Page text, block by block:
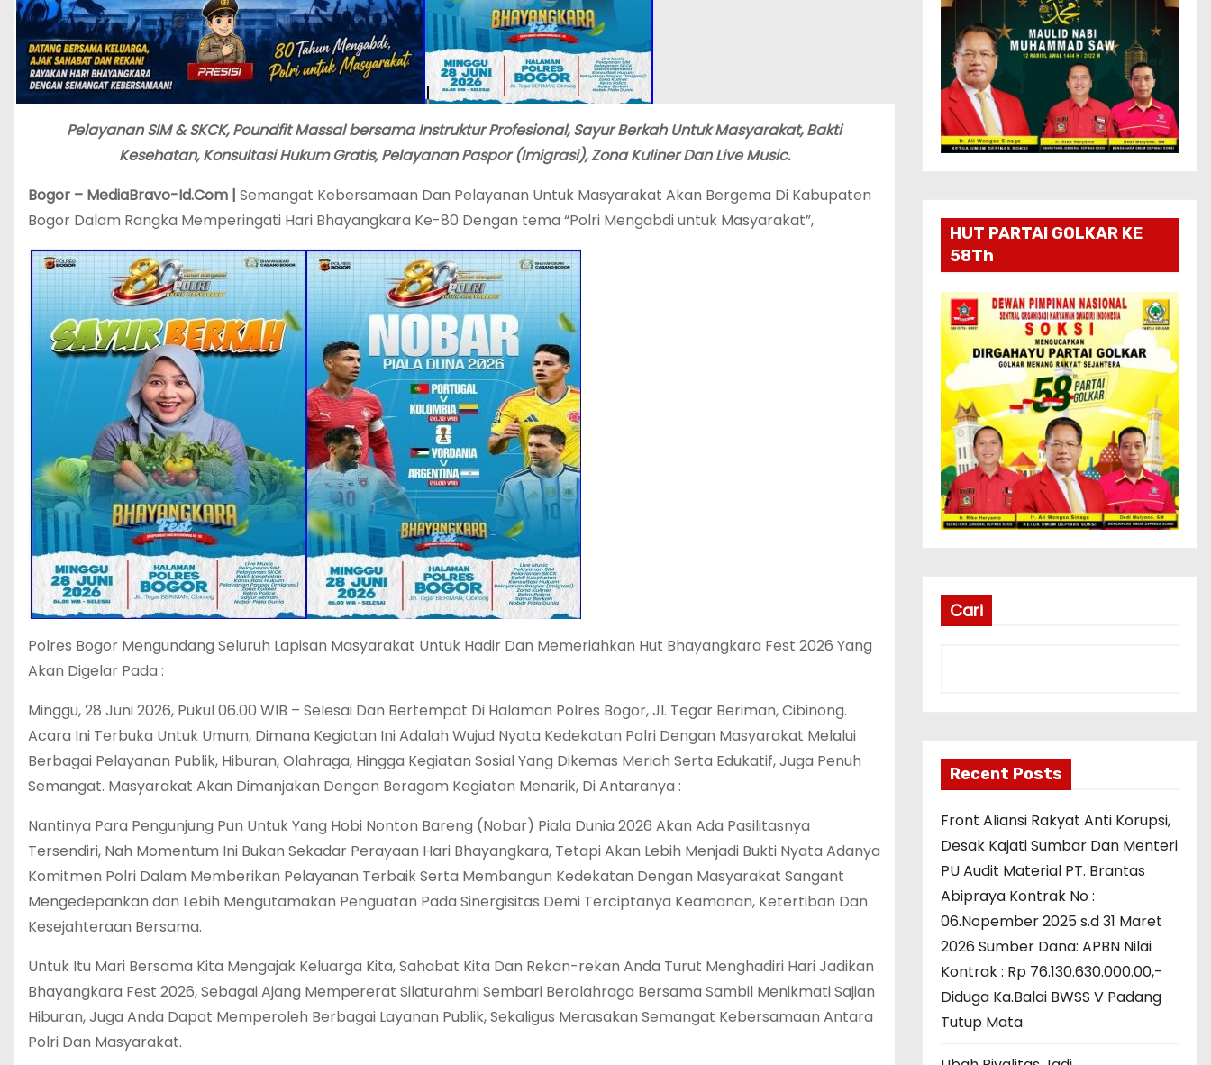
Pelayanan SIM & SKCK, Poundfit Massal bersama Instruktur Profesional, Sayur Berkah Untuk Masyarakat, Bakti
Kesehatan, Konsultasi Hukum Gratis, Pelayanan Paspor (Imigrasi), Zona Kuliner Dan Live Music.
Bogor – MediaBravo-Id.Com | Semangat Kebersamaan Dan Pelayanan Untuk Masyarakat Akan Bergema Di Kabupaten
Bogor Dalam Rangka Memperingati Hari Bhayangkara Ke-80 Dengan tema “Polri Mengabdi untuk Masyarakat”,
Polres Bogor Mengundang Seluruh Lapisan Masyarakat Untuk Hadir Dan Memeriahkan Hut Bhayangkara Fest 2026 Yang
Akan Digelar Pada :
Minggu, 28 Juni 2026, Pukul 06.00 WIB – Selesai Dan Bertempat Di Halaman Polres Bogor, Jl. Tegar Beriman, Cibinong.
Acara Ini Terbuka Untuk Umum, Dimana Kegiatan Ini Adalah Wujud Nyata Kedekatan Polri Dengan Masyarakat Melalui
Berbagai Pelayanan Publik, Hiburan, Olahraga, Hingga Kegiatan Sosial Yang Dikemas Meriah Serta Edukatif, Juga Penuh
Semangat. Masyarakat Akan Dimanjakan Dengan Beragam Kegiatan Menarik, Di Antaranya :
Nantinya Para Pengunjung Pun Untuk Yang Hobi Nonton Bareng (Nobar) Piala Dunia 2026 Akan Ada Pasilitasnya
Tersendiri, Nah Momentum Ini Bukan Sekadar Perayaan Hari Bhayangkara, Tetapi Akan Lebih Menjadi Bukti Nyata Adanya
Komitmen Polri Dalam Memberikan Pelayanan Terbaik Serta Membangun Kedekatan Dengan Masyarakat Sangant
Mengedepankan dan Lebih Mengutamakan Penguatan Pada Sinergisitas Demi Terciptanya Keamanan, Ketertiban Dan
Kesejahteraan Bersama.
Untuk Itu Mari Bersama Kita Mengajak Keluarga Kita, Sahabat Kita Dan Rekan-rekan Anda Turut Menghadiri Hari Jadikan
Bhayangkara Fest 2026, Sebagai Ajang Mempererat Silaturahmi Sembari Berolahraga Bersama Sambil Menikmati Sajian
Hiburan, Juga Anda Dapat Memperoleh Berbagai Layanan Publik, Sekaligus Merasakan Semangat Kebersamaan Antara
Polri Dan Masyarakat.
HUT PARTAI GOLKAR KE
58Th
Cari
Recent Posts
Front Aliansi Rakyat Anti Korupsi,
Desak Kajati Sumbar Dan Menteri
PU Audit Material PT. Brantas
Abipraya Kontrak No :
06.Nopember 2025 s.d 31 Maret
2026 Sumber Dana: APBN Nilai
Kontrak : Rp 76.130.630.000.00,-
Diduga Ka.Balai BWSS V Padang
Tutup Mata